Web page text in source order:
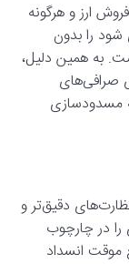
فروش ارز و هرگونه
شود را بدون
به همین دلیل،
صرافی‌های
مسدودسازی
دقیق‌تر و
در چارچوب
انسداد